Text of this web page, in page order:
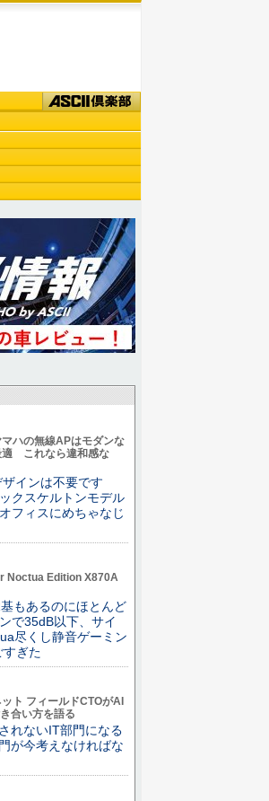
ハの無線APはモダンな
適 これなら違和感な
インは不要です
クスケルトンモデル
フィスにめちゃなじ
Noctua Edition X870A
もあるのにほとんど
で35dB以下、サイ
尽くし静音ゲーミン
すぎた
ト フィールドCTOがAI
合い方を語る
れないIT部門になる
が今考えなければな